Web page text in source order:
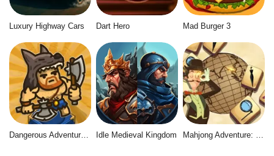
Luxury Highway Cars Dart Hero Mad Burger 3
Dangerous Adventure 2 Idle Medieval Kingdom Mahjong Adventure: World Quest